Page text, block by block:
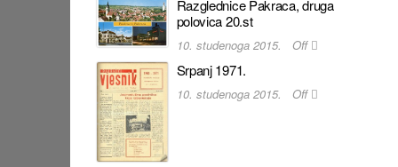
Razglednice Pakraca, druga
polovica 20.st
10. studenoga 2015. Off
Srpanj 1971.
10. studenoga 2015. Off